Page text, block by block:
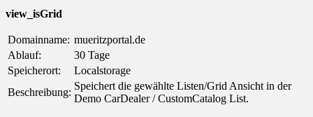
view_isGrid
Domainname: mueritzportal.de
Ablauf:
30 Tage
Speicherort:
Localstorage
Beschreibung:
Speichert die gewählte Listen/Grid Ansicht in der
Demo CarDealer / CustomCatalog List.